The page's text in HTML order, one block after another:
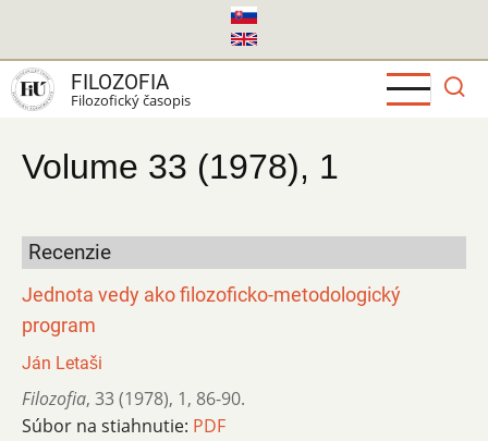
hlavný
obsah
FILOZOFIA
Filozofický časopis
Volume 33 (1978), 1
Recenzie
Jednota vedy ako filozoficko-metodologický
program
Ján Letaši
Filozofia, 33 (1978), 1, 86-90.
Súbor na stiahnutie: PDF